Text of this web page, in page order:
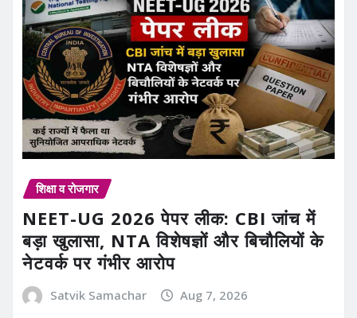
शिक्षा व रोजगार
NEET-UG 2026 पेपर लीक: CBI जांच में
बड़ा खुलासा, NTA विशेषज्ञों और बिचौलियों के
नेटवर्क पर गंभीर आरोप
Satvik Samachar Aug 7, 2026